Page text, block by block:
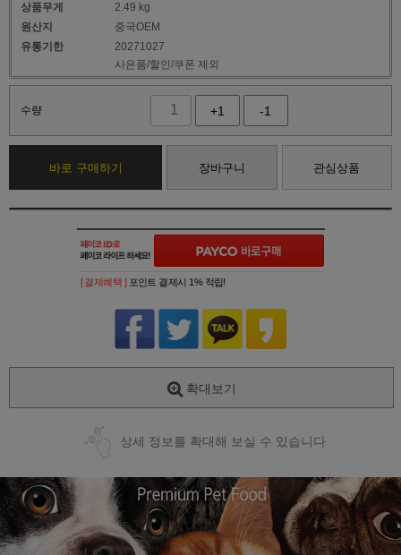
상품무게
2.49 kg
원산지
중국OEM
유통기한
20271027
사은품/할인/쿠폰 제외
수량 +1 -1
바로 구매하기 장바구니 관심상품
[ 결제혜택 ] 포인트 결제시 1% 적립!
확대보기
상세 정보를 확대해 보실 수 있습니다